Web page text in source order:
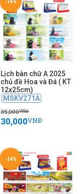
Lịch bàn chữ A 2025
chủ đề Hoa và Đá ( KT
12x25cm)
MSKV271A
35,000VNĐ
30,000VNĐ
-14%